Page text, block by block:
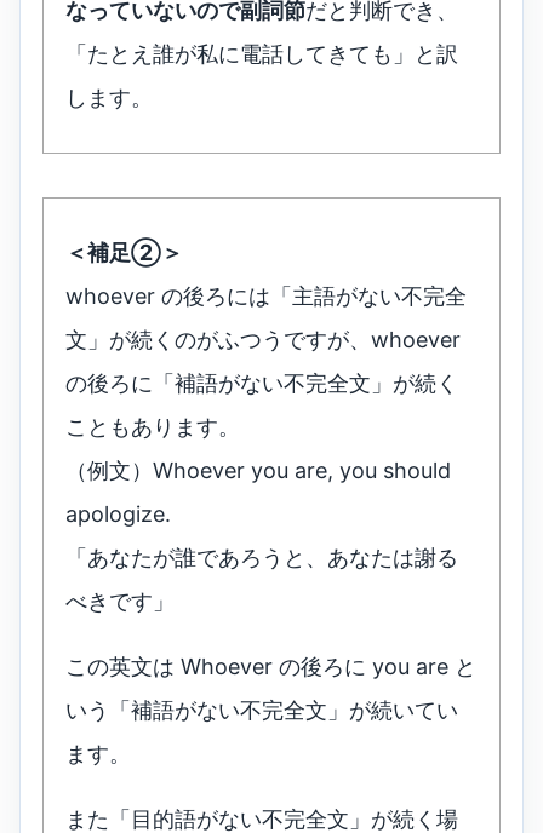
なっていないので副詞節だと判断でき、
「たとえ誰が私に電話してきても」と訳
します。
＜補足②＞
whoever の後ろには「主語がない不完全
文」が続くのがふつうですが、whoever
の後ろに「補語がない不完全文」が続く
こともあります。
（例文）Whoever you are, you should
apologize.
「あなたが誰であろうと、あなたは謝る
べきです」
この英文は Whoever の後ろに you are と
いう「補語がない不完全文」が続いてい
ます。
また「目的語がない不完全文」が続く場